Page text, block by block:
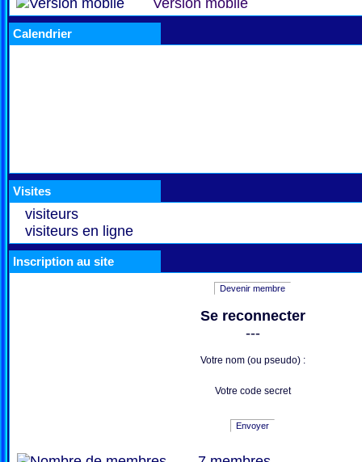
Version mobile
Calendrier
Visites
visiteurs
visiteurs en ligne
Inscription au site
Devenir membre
Se reconnecter
---
Votre nom (ou pseudo) :
Votre code secret
Envoyer